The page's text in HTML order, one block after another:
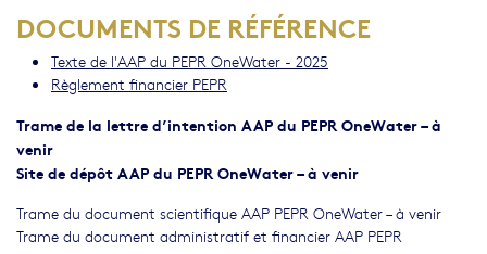
DOCUMENTS DE RÉFÉRENCE
Texte de l'AAP du PEPR OneWater - 2025
Règlement financier PEPR
Trame de la lettre d’intention AAP du PEPR OneWater – à
venir
Site de dépôt AAP du PEPR OneWater – à venir
Trame du document scientifique AAP PEPR OneWater – à venir
Trame du document administratif et financier AAP PEPR